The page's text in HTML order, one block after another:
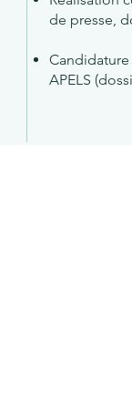
de presse,
APELS